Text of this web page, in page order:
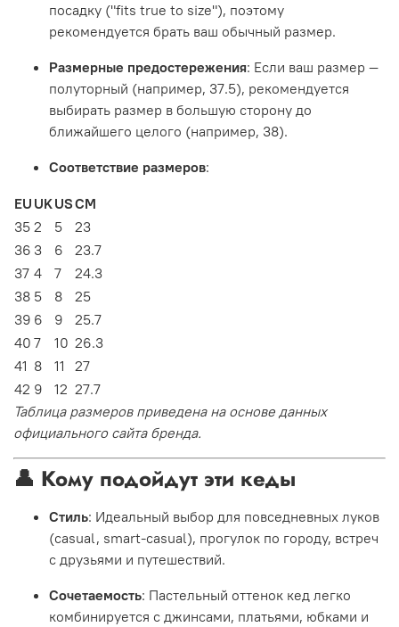
посадку ("fits true to size"), поэтому
рекомендуется брать ваш обычный размер.
Размерные предостережения: Если ваш размер —
полуторный (например, 37.5), рекомендуется
выбирать размер в большую сторону до
ближайшего целого (например, 38).
Соответствие размеров:
EU UKUSCM
35 2 5
23
36 3 6
23.7
37 4 7
24.3
38 5 8
25
39 6 9
25.7
40 7 10 26.3
41 8 11
27
42 9 12 27.7
Таблица размеров приведена на основе данных
официального сайта бренда.
👤 Кому подойдут эти кеды
Стиль: Идеальный выбор для повседневных луков
(casual, smart-casual), прогулок по городу, встреч
с друзьями и путешествий.
Сочетаемость: Пастельный оттенок кед легко
комбинируется с джинсами, платьями, юбками и